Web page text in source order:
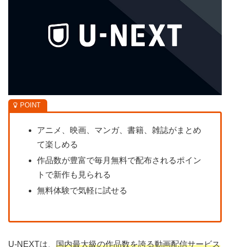
アニメ、映画、マンガ、書籍、雑誌がまとめ
て楽しめる
作品数が豊富で毎月無料で配布されるポイン
トで新作も見られる
無料体験で気軽に試せる
U-NEXTは、 国内最大級の作品数を誇る動画配信サービス